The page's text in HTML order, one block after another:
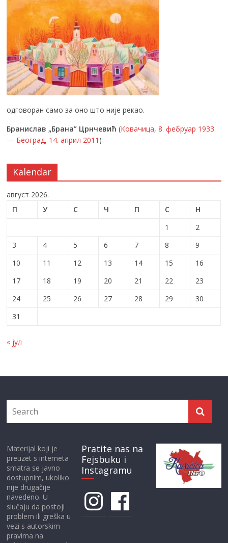
одговоран само за оно што није рекао.
Бранислав „Брана” Црнчевић (Ковачица,8. фебруар 1933.
— Београд, 14. април 2011 )
Kalendar
август 2026.
П
У С Ч П С
Н
1
2
3
4 5 6 7 8
9
10
11 12 13 14 15
16
17
18 19 20 21 22
23
24
25 26 27 28 29
30
31
« јул
Materijal koji je
preuzet s interneta
smatra se javno
dostupnim, ukoliko
nije drugačije
navedeno. U
slučaju da postoji
problem ili greška u
vezi s autorskim
pravima na
Pratite nas na
Fejsbuku i
Instagramu
InstagramFacebook